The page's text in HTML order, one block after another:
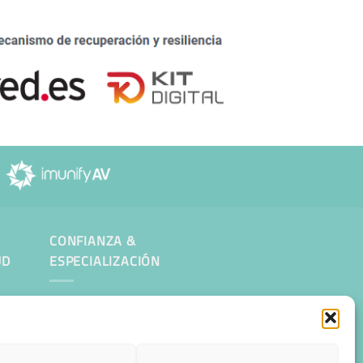
CONFIANZA &
ESPECIALIZACIÓN